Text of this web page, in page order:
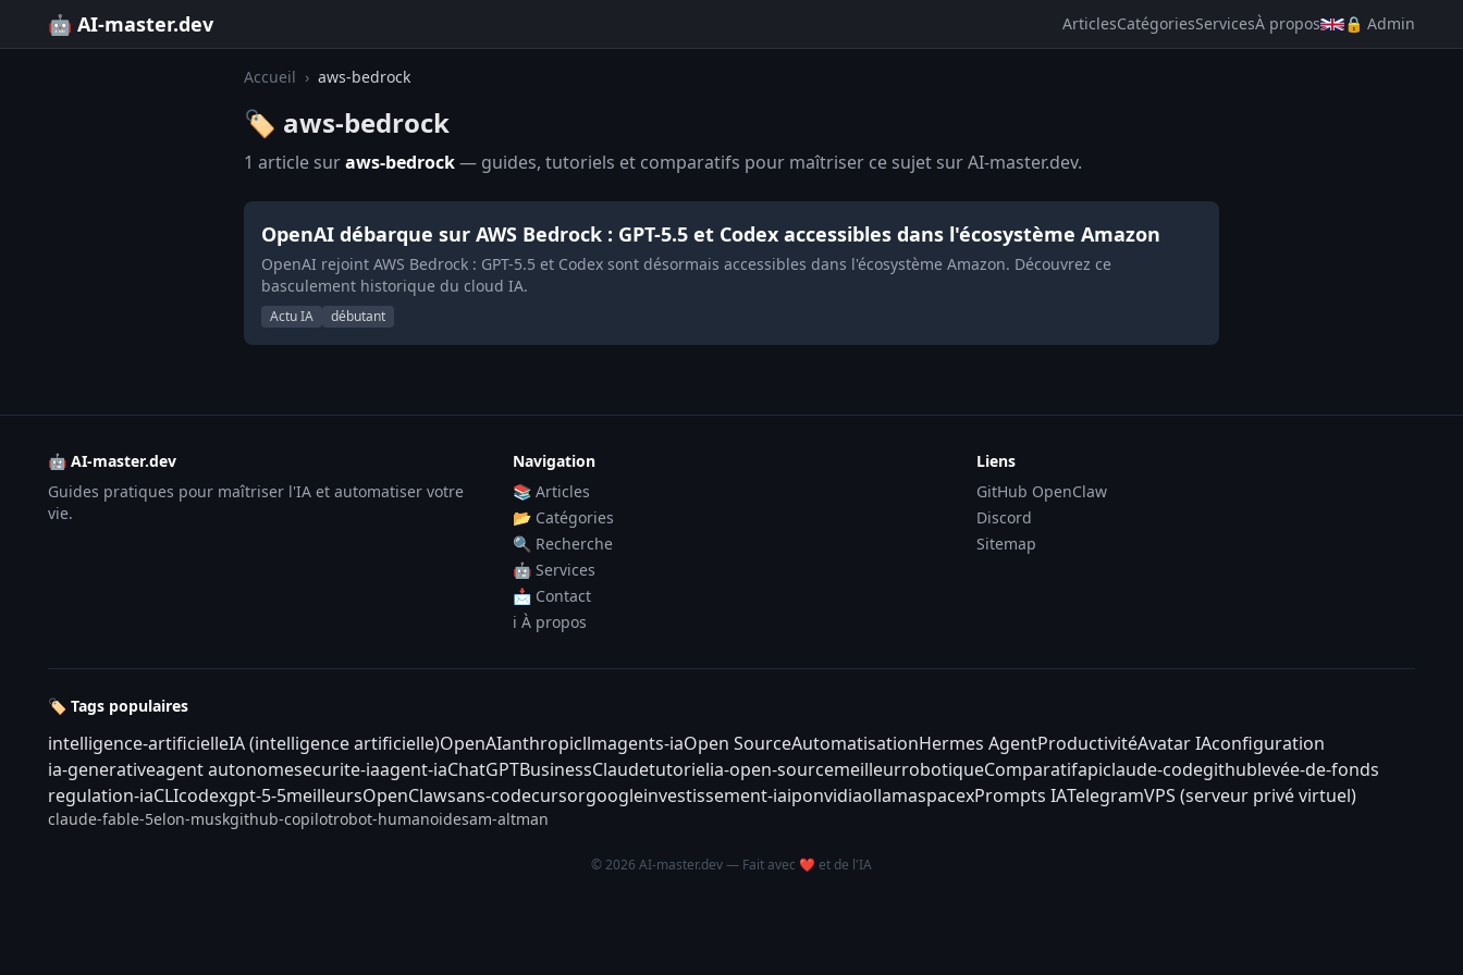
🤖 AI-master.dev ArticlesCatégoriesServicesÀ propos 🔒 Admin
Accueil › aws-bedrock
🏷️ aws-bedrock
1 article suraws-bedrock— guides, tutoriels et comparatifs pour maîtriser ce sujet sur AI-master.dev.
OpenAI débarque sur AWS Bedrock : GPT-5.5 et Codex accessibles dans l'écosystème Amazon
OpenAI rejoint AWS Bedrock : GPT-5.5 et Codex sont désormais accessibles dans l'écosystème Amazon. Découvrez ce
basculement historique du cloud IA.
Actu IA débutant
🤖 AI-master.dev
Guides pratiques pour maîtriser l'IA et automatiser votre
vie.
Navigation
📚 Articles
📂 Catégories
🔍 Recherche
🤖 Services
📩 Contact
ℹ️ À propos
Liens
GitHub OpenClaw
Discord
Sitemap
🏷️ Tags populaires
intelligence-artificielleIA (intelligence artificielle)OpenAIanthropicllmagents-iaOpen SourceAutomatisationHermes AgentProductivitéAvatar IAconfiguration
ia-generativeagent autonomesecurite-iaagent-iaChatGPTBusinessClaudetutorielia-open-sourcemeilleurrobotiqueComparatifapiclaude-codegithublevée-de-fonds
regulation-iaCLIcodexgpt-5-5meilleursOpenClawsans-codecursorgoogleinvestissement-iaiponvidiaollamaspacexPrompts IATelegramVPS (serveur privé virtuel)
claude-fable-5elon-muskgithub-copilotrobot-humanoidesam-altman
© 2026 AI-master.dev — Fait avec ❤️ et de l'IA